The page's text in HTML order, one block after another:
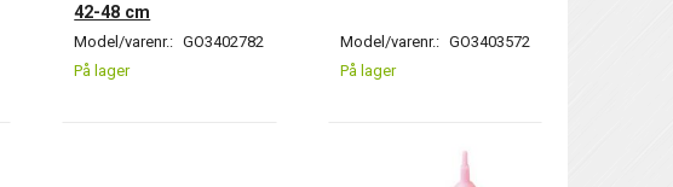
42-48 cm
Model/varenr.: GO3402782
På lager
Model/varenr.: GO3403572
På lager